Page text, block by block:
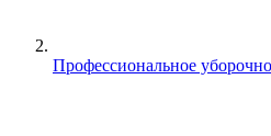
Профессиональное